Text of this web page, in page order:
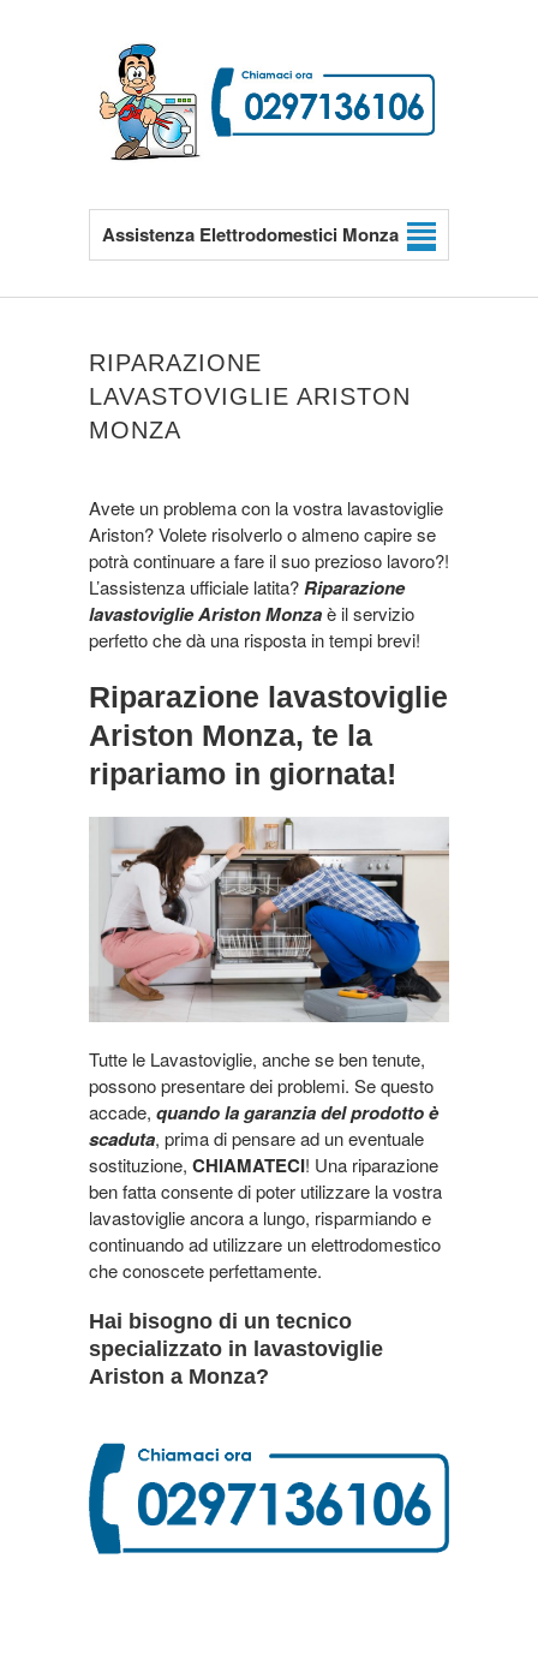
Assistenza Elettrodomestici Monza
RIPARAZIONE
LAVASTOVIGLIE ARISTON
MONZA
Avete un problema con la vostra lavastoviglie
Ariston? Volete risolverlo o almeno capire se
potrà continuare a fare il suo prezioso lavoro?!
L’assistenza ufficiale latita?Riparazione
lavastoviglie Ariston Monzaè il servizio
perfetto che dà una risposta in tempi brevi!
Riparazione lavastoviglie
Ariston Monza, te la
ripariamo in giornata!
Tutte le Lavastoviglie, anche se ben tenute,
possono presentare dei problemi. Se questo
accade, quando la garanzia del prodotto è
scaduta, prima di pensare ad un eventuale
sostituzione, CHIAMATECI! Una riparazione
ben fatta consente di poter utilizzare la vostra
lavastoviglie ancora a lungo, risparmiando e
continuando ad utilizzare un elettrodomestico
che conoscete perfettamente.
Hai bisogno di un tecnico
specializzato in lavastoviglie
Ariston a Monza?